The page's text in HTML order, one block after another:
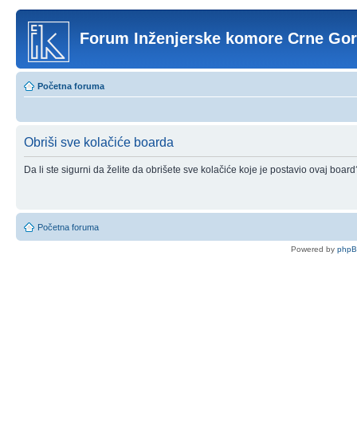
Forum Inženjerske komore Crne
Početna foruma
Obriši sve kolačiće boarda
Da li ste sigurni da želite da obrišete sve kolačiće koje je postavio ovaj
Početna foruma
Powered by